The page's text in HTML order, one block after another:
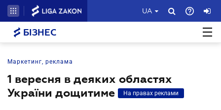
UA
БІЗНЕС
Маркетинг, реклама
1 вересня в деяких областях
України дощитиме
На правах реклами